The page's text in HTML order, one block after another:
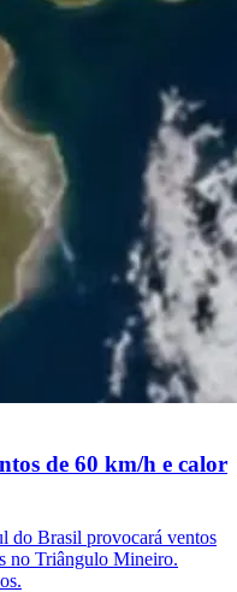
de 60 km/h e calor
do Brasil provocará ventos
no Triângulo Mineiro.